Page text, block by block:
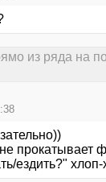
из ряда на
прокатывает
ездить?"